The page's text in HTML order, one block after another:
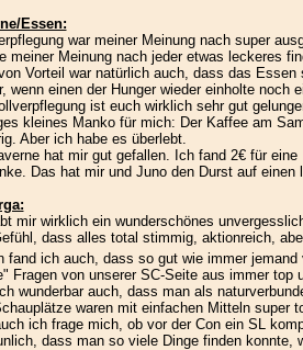
Essen:
war meiner Meinung nach super
meiner Meinung nach jeder etwas leckeres
Vorteil war natürlich auch, dass das
wenn einen der Hunger wieder einholte noch
ist euch wirklich sehr gut
kleines Manko für mich: Der Kaffee am
Aber ich habe es überlebt.
hat mir gut gefallen. Ich fand 2€ für
Das hat mir und Juno den Durst auf
mir wirklich ein wunderschönes
dass alles total stimmig, aktionreich,
fand ich auch, dass so gut wie immer
Fragen von unserer SC-Seite aus immer top
wunderbar auch, dass man als
waren mit einfachen Mitteln super
ich frage mich, ob vor der Con ein SL
dass man so viele Dinge finden konnte,